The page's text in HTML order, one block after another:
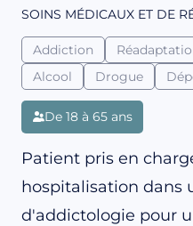
SOINS MÉDICAUX ET DE
Addiction
Alcool
Drogue
De 18 à 65 ans
Patient pris en
hospitalisation dans
d'addictologie pour